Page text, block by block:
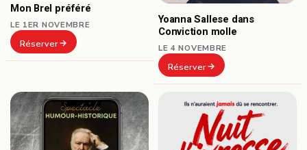
Mon Brel préféré
LE 1ER NOVEMBRE
Réserver
Yoanna Sallese dans
Conviction molle
LE 4 NOVEMBRE
Réserver